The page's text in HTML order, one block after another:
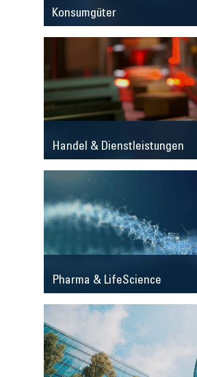
Konsumgüter
Handel & Dienstleistungen
Pharma & LifeScience